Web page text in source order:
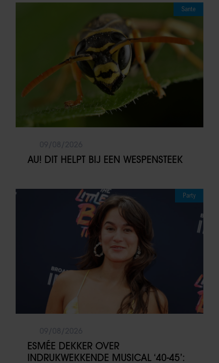
Sante
AU! DIT HELPT BIJ EEN WESPENSTEEK
Party
ESMÉE DEKKER OVER
INDRUKWEKKENDE MUSICAL ‘40-45’: